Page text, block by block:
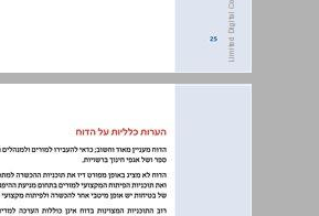
חוות דעת על הדוח ... 25